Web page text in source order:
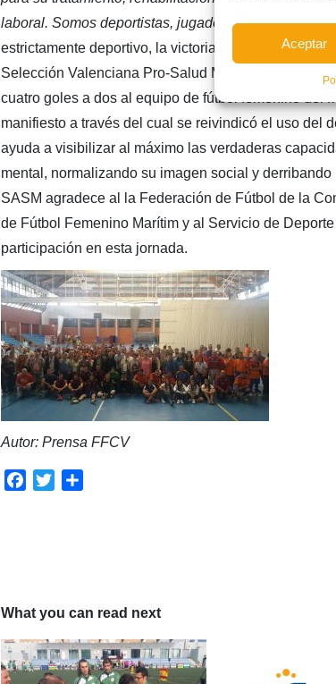
Aceptar
laboral. Somos deportistas, jugadores y aficionados
estrictamente deportivo, la victoria fue para el
Selección Valenciana Pro-Salud Mental obtuvo un
cuatro goles a dos al equipo de fútbol femenino del
manifiesto a través del cual se reivindicó el uso del
ayuda a visibilizar al máximo las verdaderas
mental, normalizando su imagen social y
SASM agradece al la Federación de Fútbol de la
de Fútbol Femenino Marítim y al Servicio de
participación en esta jornada.
Autor: Prensa FFCV
Facebook
Twitter
What you can read next